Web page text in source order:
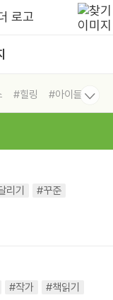
#힐링
#아이들
리기
#꾸준
#작가
#책읽기